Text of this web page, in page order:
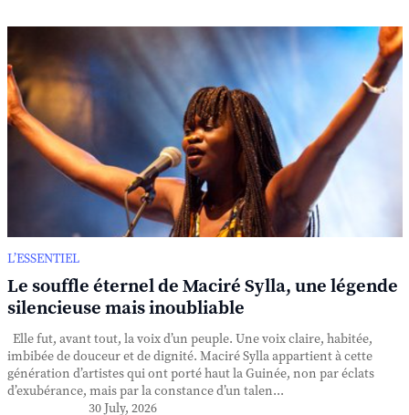
L’ESSENTIEL
Le souffle éternel de Maciré Sylla, une légende
silencieuse mais inoubliable
Elle fut, avant tout, la voix d’un peuple. Une voix claire, habitée,
imbibée de douceur et de dignité. Maciré Sylla appartient à cette
génération d’artistes qui ont porté haut la Guinée, non par éclats
d’exubérance, mais par la constance d’un talen...
30 July, 2026